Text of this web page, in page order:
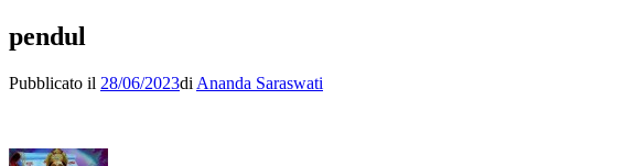
pendul
Pubblicato il 28/06/2023di Ananda Saraswati